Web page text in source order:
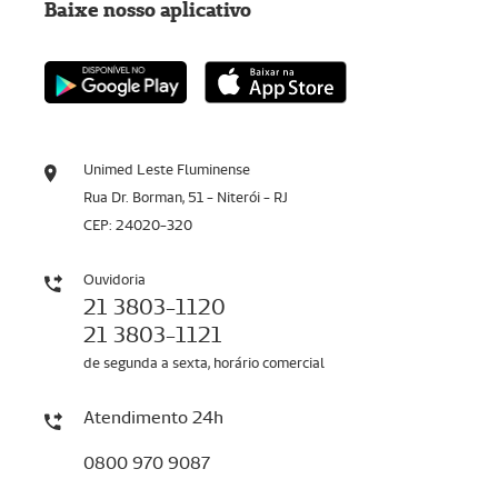
Unimed Leste Fluminense
Rua Dr. Borman, 51 - Niterói - RJ
CEP: 24020-320
Ouvidoria
21 3803-1120
21 3803-1121
de segunda a sexta, horário comercial
Atendimento 24h
0800 970 9087
Baixe nosso aplicativo